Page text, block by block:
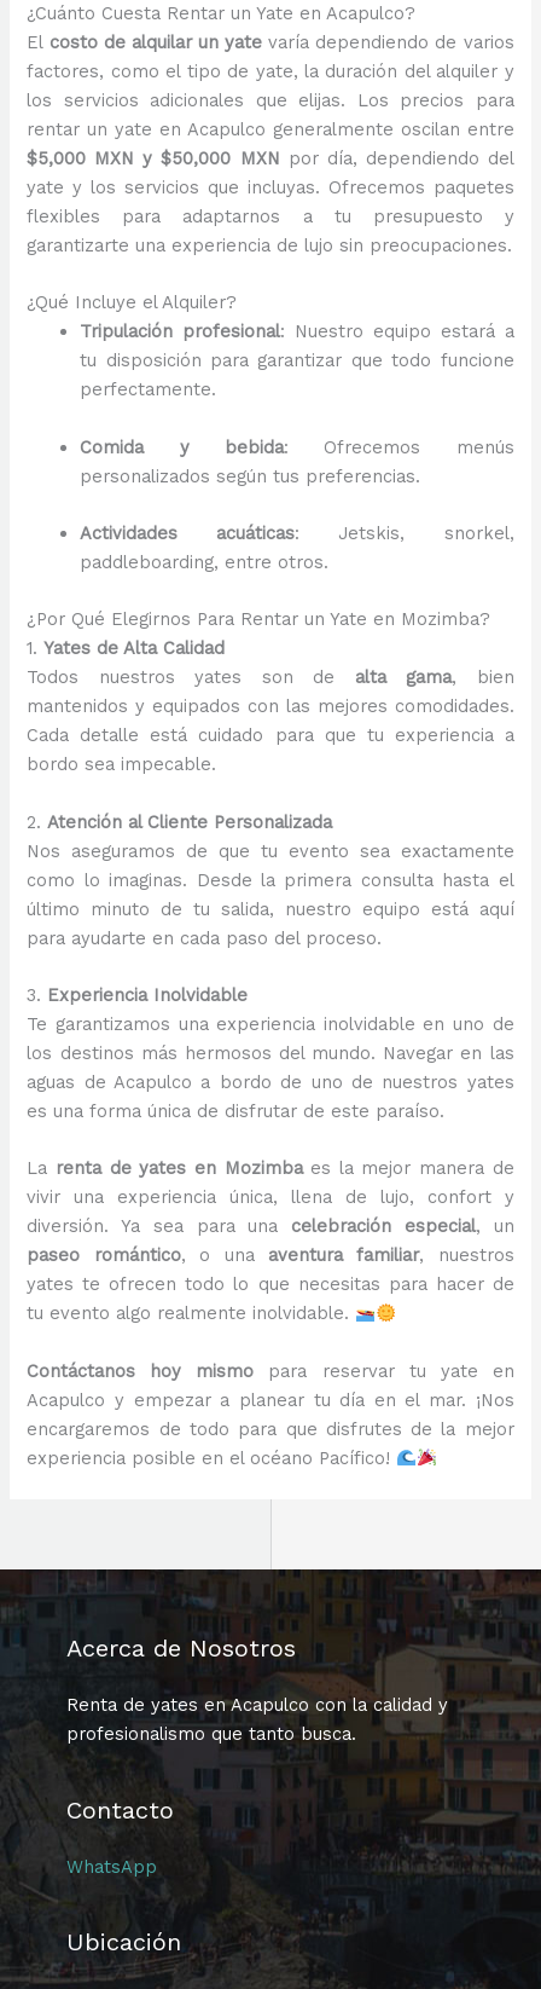
¿Cuánto Cuesta Rentar un Yate en Acapulco?
El costo de alquilar un yate varía dependiendo de varios
factores, como el tipo de yate, la duración del alquiler y
los servicios adicionales que elijas. Los precios para
rentar un yate en Acapulco generalmente oscilan entre
$5,000 MXN y $50,000 MXN por día, dependiendo del
yate y los servicios que incluyas. Ofrecemos paquetes
flexibles para adaptarnos a tu presupuesto y
garantizarte una experiencia de lujo sin preocupaciones.
¿Qué Incluye el Alquiler?
Tripulación profesional: Nuestro equipo estará a
tu disposición para garantizar que todo funcione
perfectamente.
Comida y bebida: Ofrecemos menús
personalizados según tus preferencias.
Actividades acuáticas: Jetskis, snorkel,
paddleboarding, entre otros.
¿Por Qué Elegirnos Para Rentar un Yate en Mozimba?
1.Yates de Alta Calidad
Todos nuestros yates son de alta gama, bien
mantenidos y equipados con las mejores comodidades.
Cada detalle está cuidado para que tu experiencia a
bordo sea impecable.
2.Atención al Cliente Personalizada
Nos aseguramos de que tu evento sea exactamente
como lo imaginas. Desde la primera consulta hasta el
último minuto de tu salida, nuestro equipo está aquí
para ayudarte en cada paso del proceso.
3. Experiencia Inolvidable
Te garantizamos una experiencia inolvidable en uno de
los destinos más hermosos del mundo. Navegar en las
aguas de Acapulco a bordo de uno de nuestros yates
es una forma única de disfrutar de este paraíso.
La renta de yates en Mozimbaes la mejor manera de
vivir una experiencia única, llena de lujo, confort y
diversión. Ya sea para una celebración especial, un
paseo romántico, o una aventura familiar, nuestros
yates te ofrecen todo lo que necesitas para hacer de
tu evento algo realmente inolvidable.
Contáctanos hoy mismo para reservar tu yate en
Acapulco y empezar a planear tu día en el mar. ¡Nos
encargaremos de todo para que disfrutes de la mejor
experiencia posible en el océano Pacífico!
Acerca de Nosotros
Renta de yates en Acapulco con la calidad y
profesionalismo que tanto busca.
Contacto
WhatsApp
Ubicación